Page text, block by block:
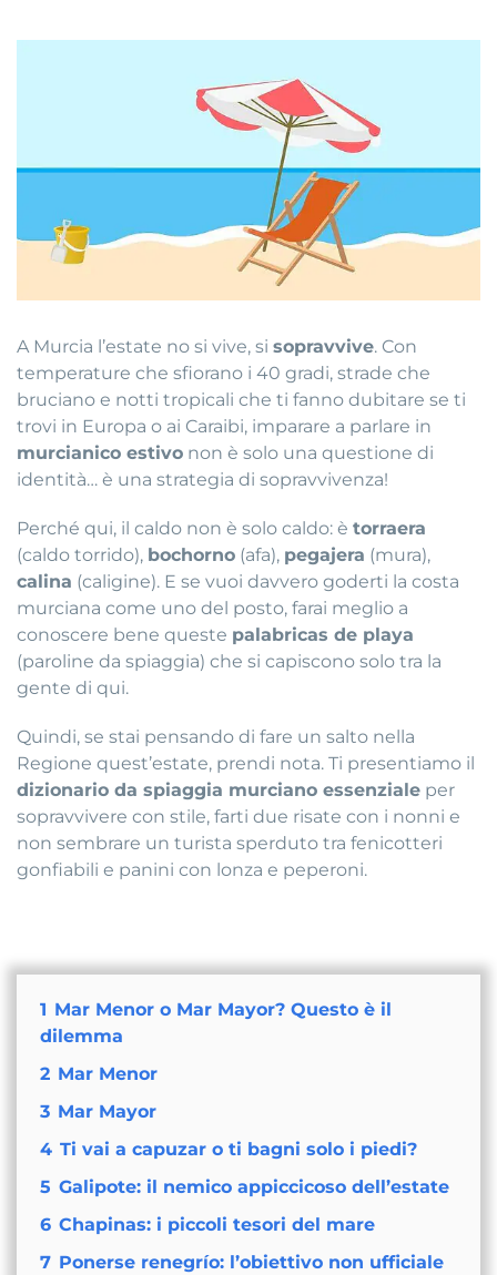
A Murcia l’estate no si vive, si sopravvive. Con
temperature che sfiorano i 40 gradi, strade che
bruciano e notti tropicali che ti fanno dubitare se ti
trovi in Europa o ai Caraibi, imparare a parlare in
murcianico estivo non è solo una questione di
identità… è una strategia di sopravvivenza!
Perché qui, il caldo non è solo caldo: è torraera
(caldo torrido), bochorno (afa), pegajera (mura),
calina (caligine). E se vuoi davvero goderti la costa
murciana come uno del posto, farai meglio a
conoscere bene queste palabricas de playa
(paroline da spiaggia) che si capiscono solo tra la
gente di qui.
Quindi, se stai pensando di fare un salto nella
Regione quest’estate, prendi nota. Ti presentiamo il
dizionario da spiaggia murciano essenziale per
sopravvivere con stile, farti due risate con i nonni e
non sembrare un turista sperduto tra fenicotteri
gonfiabili e panini con lonza e peperoni.
1 Mar Menor o Mar Mayor? Questo è il
dilemma
2 Mar Menor
3 Mar Mayor
4 Ti vai a capuzar o ti bagni solo i piedi?
5 Galipote: il nemico appiccicoso dell’estate
6 Chapinas: i piccoli tesori del mare
7 Ponerse renegrío: l’obiettivo non ufficiale